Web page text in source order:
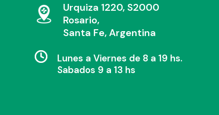
Urquiza 1220, S2000
Rosario,
Santa Fe, Argentina
Lunes a Viernes de 8 a 19 hs.
Sabados 9 a 13 hs